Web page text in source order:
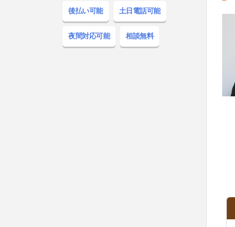
後払い可能 土日電話可能
夜間対応可能 相談無料